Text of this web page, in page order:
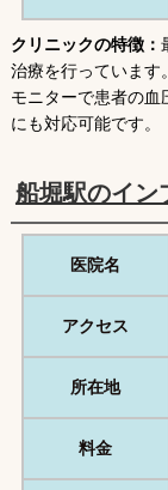
クリニックの特徴：
治療を行っています
モニターで患者の血
にも対応可能です。
船堀駅のイン
医院名
アクセス
所在地
料金